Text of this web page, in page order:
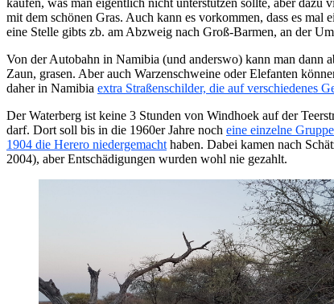
kaufen, was man eigentlich nicht unterstützen sollte, aber dazu
mit dem schönen Gras. Auch kann es vorkommen, dass es
eine Stelle gibts zb. am Abzweig nach Groß-Barmen, an der
Von der Autobahn in Namibia (und anderswo) kann man dann
Zaun, grasen. Aber auch Warzenschweine oder Elefanten
daher in Namibia extra Straßenschilder, die auf verschiedenes
Der Waterberg ist keine 3 Stunden von Windhoek auf der
darf. Dort soll bis in die 1960er Jahre noch eine einzelne
1904 die Herero niedergemacht haben. Dabei kamen nach
2004), aber Entschädigungen wurden wohl nie gezahlt.